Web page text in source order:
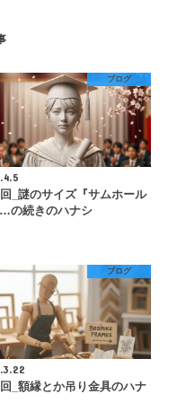
ブログ
_謎のサイズ『サムホール
の続きのハナシ
ブログ
_額縁とか吊り金具のハナ